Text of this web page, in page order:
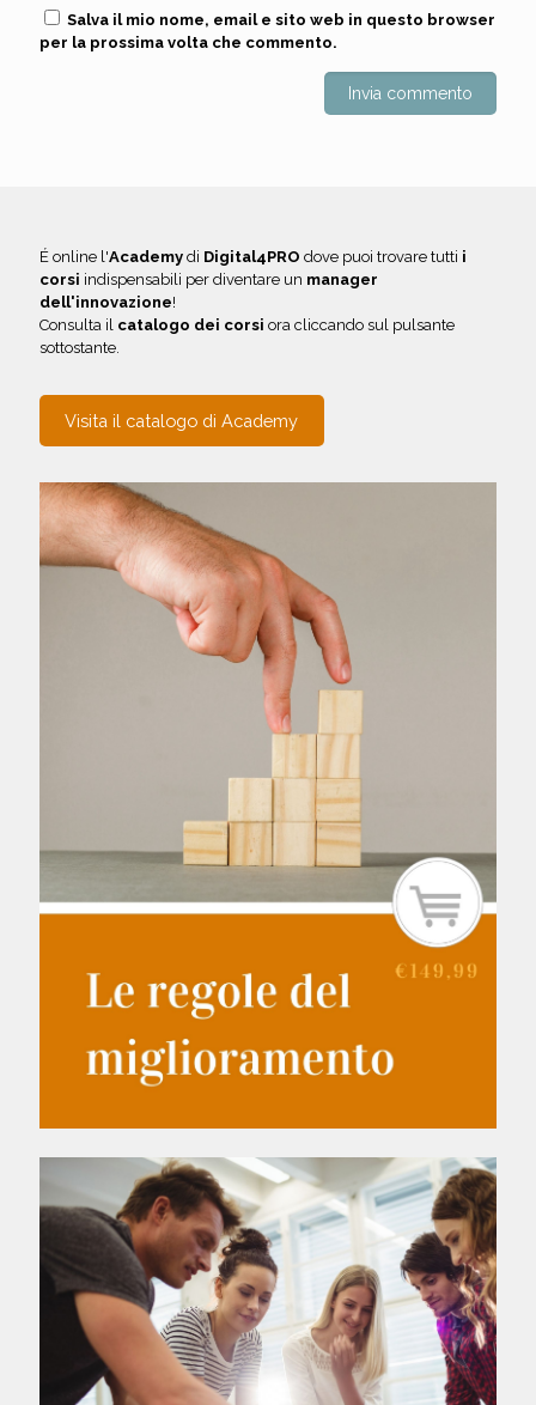
Salva il mio nome, email e sito web in questo browser
per la prossima volta che commento.
É online l'Academy di Digital4PRO dove puoi trovare tutti i
corsi indispensabili per diventare un manager
dell'innovazione!
Consulta il catalogo dei corsi ora cliccando sul pulsante
sottostante.
Visita il catalogo di Academy